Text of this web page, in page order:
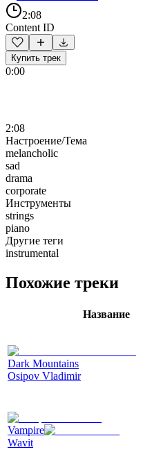
2:08
Content ID
Купить трек
0:00
2:08
Настроение/Тема
melancholic
sad
drama
corporate
Инструменты
strings
piano
Другие теги
instrumental
Похожие треки
Название
Dark Mountains
Osipov Vladimir
Vampire
Wavit